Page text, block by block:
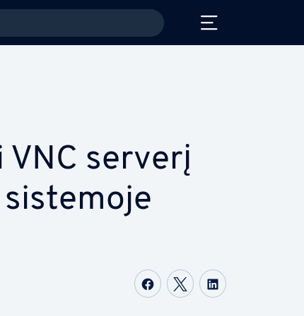
serverį
sistemoje
Share on Facebook
Share on Twitter
Share on